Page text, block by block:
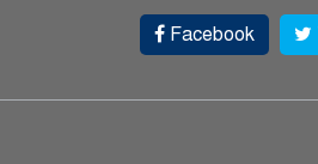
Facebook